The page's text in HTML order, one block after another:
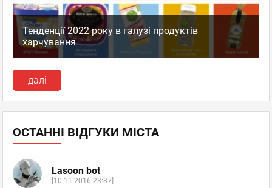
Тенденції 2022 року в галузі продуктів
харчування
далі
ОСТАННІ ВІДГУКИ МІСТА
Lasoon bot
[10.11.2016 23:37]